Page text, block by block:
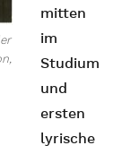
mitten
im
Studium
und
ersten
lyrische